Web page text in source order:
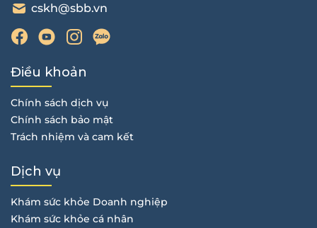
cskh@sbb.vn
Điều khoản
Chính sách dịch vụ
Chính sách bảo mật
Trách nhiệm và cam kết
Dịch vụ
Khám sức khỏe Doanh nghiệp
Khám sức khỏe cá nhân